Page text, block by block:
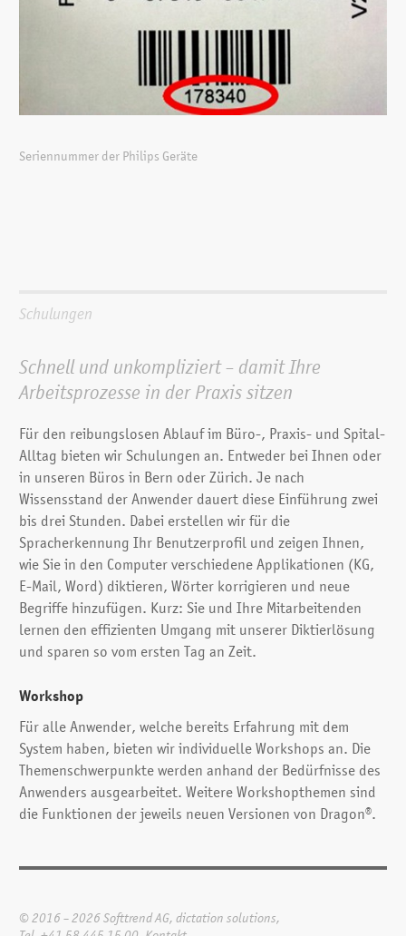
Seriennummer der Philips Geräte
Schulungen
Schnell und unkompliziert – damit Ihre
Arbeitsprozesse in der Praxis sitzen
Für den reibungslosen Ablauf im Büro-, Praxis- und Spital-
Alltag bieten wir Schulungen an. Entweder bei Ihnen oder
in unseren Büros in Bern oder Zürich. Je nach
Wissensstand der Anwender dauert diese Einführung zwei
bis drei Stunden. Dabei erstellen wir für die
Spracherkennung Ihr Benutzerprofil und zeigen Ihnen,
wie Sie in den Computer verschiedene Applikationen (KG,
E-Mail, Word) diktieren, Wörter korrigieren und neue
Begriffe hinzufügen. Kurz: Sie und Ihre Mitarbeitenden
lernen den effizienten Umgang mit unserer Diktierlösung
und sparen so vom ersten Tag an Zeit.
Workshop
Für alle Anwender, welche bereits Erfahrung mit dem
System haben, bieten wir individuelle Workshops an. Die
Themen­schwer­punkte werden anhand der Bedürfnisse des
Anwenders ausgearbeitet. Weitere Workshopthemen sind
die Funktionen der jeweils neuen Versionen von Dragon®.
© 2016 – 2026 Softtrend AG, dictation solutions,